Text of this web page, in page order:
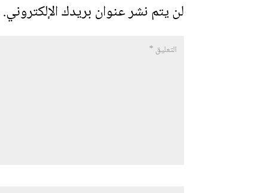
لن يتم نشر عنوان بريدك الإلكتروني.